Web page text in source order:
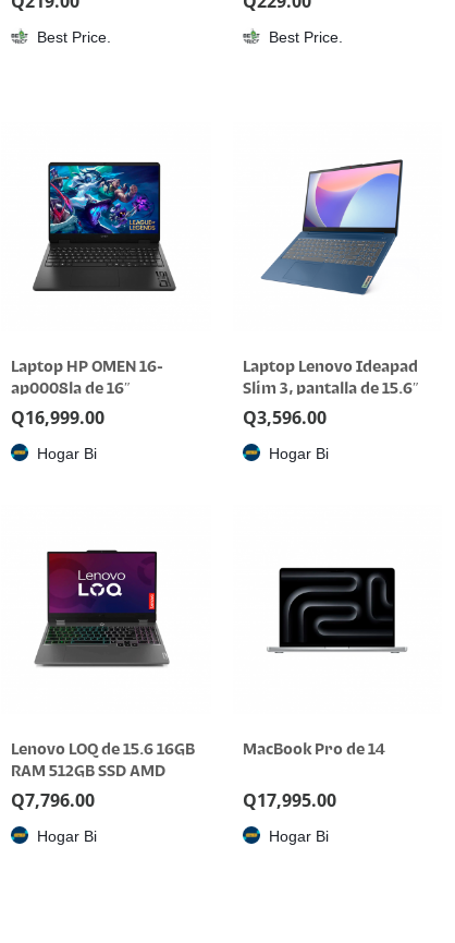
Best Price. Best Price.
Laptop HP OMEN 16-
ap0008la de 16″
Q16,999.00
Hogar Bi
Laptop Lenovo Ideapad
Slim 3, pantalla de 15.6″
FHD, AMD Ryzen 3 7320U,
8GB RAM, 512 SSD
Q3,596.00
Hogar Bi
Lenovo LOQ de 15.6 16GB
RAM 512GB SSD AMD
Ryzen 5
Q7,796.00
Hogar Bi
MacBook Pro de 14
Q17,995.00
Hogar Bi